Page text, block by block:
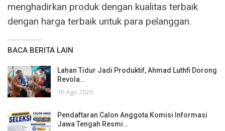
menghadirkan produk dengan kualitas terbaik
dengan harga terbaik untuk para pelanggan.
BACA BERITA LAIN
Lahan Tidur Jadi Produktif, Ahmad Luthfi Dorong
Revola…
10 Agu 2026
Pendaftaran Calon Anggota Komisi Informasi
Jawa Tengah Resmi…